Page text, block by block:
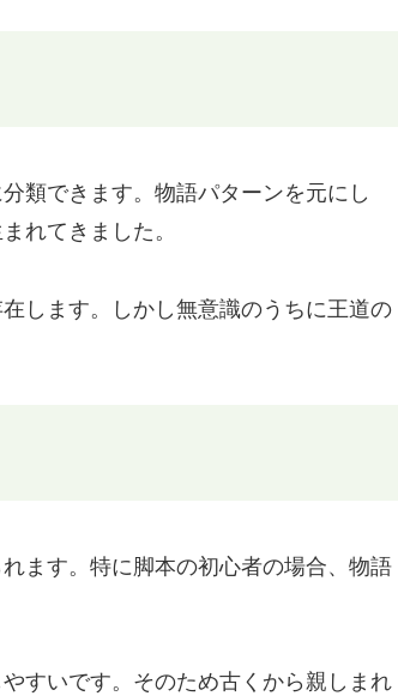
類できます。物語パターンを元にし
れてきました。
します。しかし無意識のうちに王道の
ます。特に脚本の初心者の場合、物語
すいです。そのため古くから親しまれ